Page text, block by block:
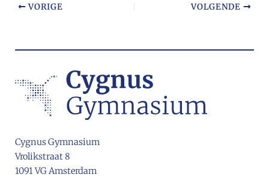
VORIGE VOLGENDE
Cygnus Gymnasium
Vrolikstraat 8
1091 VG Amsterdam